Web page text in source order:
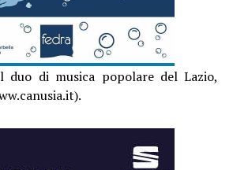
di musica popolare del Lazio,